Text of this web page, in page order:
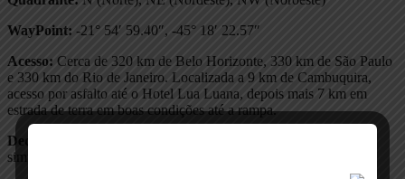
WayPoint: -21° 54′ 59.40″, -45° 18′ 22.57″
Acesso: Cerca de 320 km de Belo Horizonte, 330 km de São Paulo
e 330 km do Rio de Janeiro. Localizada a 9 km de Cambuquira,
acesso por asfalto até o Hotel Lua Luana, depois mais 7 km em
estrada de terra em boas condições até a rampa.
Decolagem:
simultâneas.